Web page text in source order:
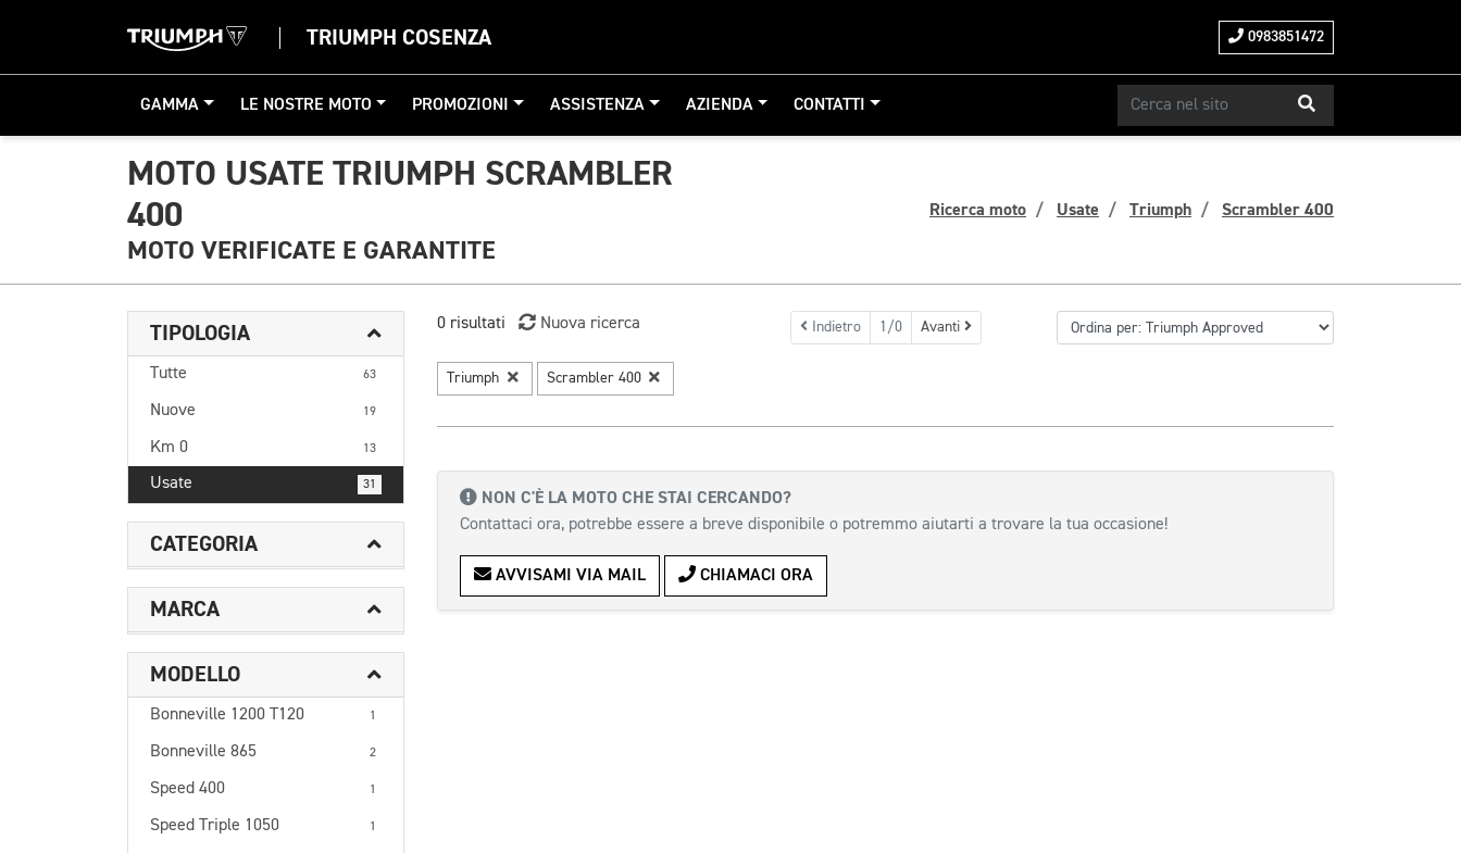
TRIUMPH COSENZA 0983851472
GAMMA LE NOSTRE MOTO PROMOZIONI ASSISTENZA AZIENDA CONTATTI
MOTO USATE TRIUMPH SCRAMBLER
400
MOTO VERIFICATE E GARANTITE
Ricerca moto Usate Triumph Scrambler 400
TIPOLOGIA
Tutte 63
Nuove 19
Km 0 13
Usate 31
CATEGORIA
MARCA
MODELLO
Bonneville 1200 T120 1
Bonneville 865 2
Speed 400 1
Speed Triple 1050 1
0 risultati Nuova ricerca Indietro 1/0 Avanti
Triumph Scrambler 400
NON C'È LA MOTO CHE STAI CERCANDO?
Contattaci ora, potrebbe essere a breve disponibile o potremmo aiutarti a trovare la tua occasione!
AVVISAMI VIA MAIL CHIAMACI ORA